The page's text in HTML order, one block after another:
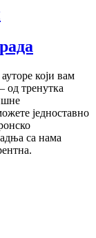
који вам
од тренутка
једноставно
са нама